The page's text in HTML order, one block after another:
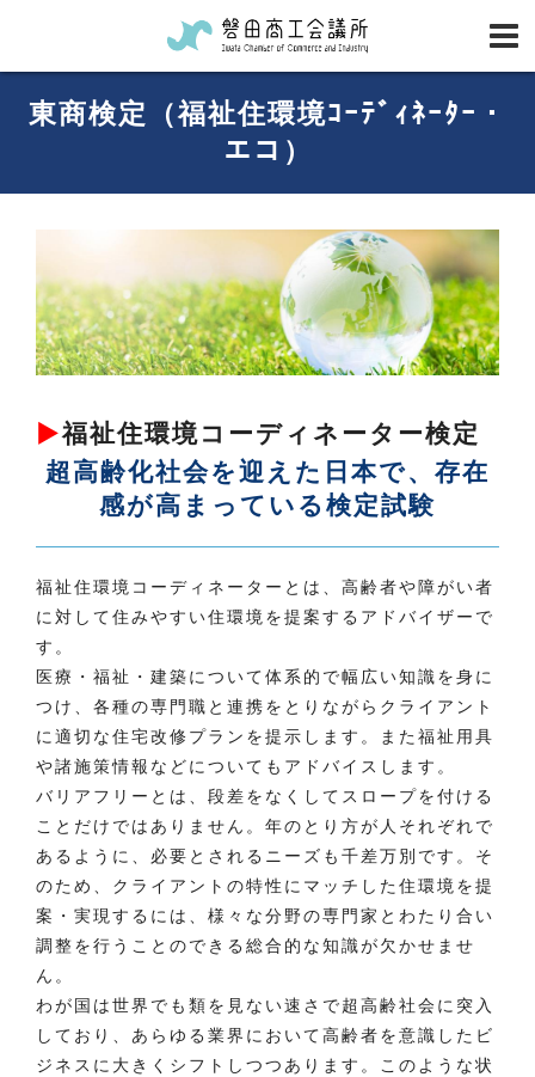
東商検定（福祉住環境ｺｰﾃﾞｨﾈｰﾀｰ・
エコ）
▶福祉住環境コーディネーター検定
超高齢化社会を迎えた日本で、存在
感が高まっている検定試験
福祉住環境コーディネーターとは、高齢者や障がい者
に対して住みやすい住環境を提案するアドバイザーで
す。
医療・福祉・建築について体系的で幅広い知識を身に
つけ、各種の専門職と連携をとりながらクライアント
に適切な住宅改修プランを提示します。また福祉用具
や諸施策情報などについてもアドバイスします。
バリアフリーとは、段差をなくしてスロープを付ける
ことだけではありません。年のとり方が人それぞれで
あるように、必要とされるニーズも千差万別です。そ
のため、クライアントの特性にマッチした住環境を提
案・実現するには、様々な分野の専門家とわたり合い
調整を行うことのできる総合的な知識が欠かせませ
ん。
わが国は世界でも類を見ない速さで超高齢社会に突入
しており、あらゆる業界において高齢者を意識したビ
ジネスに大きくシフトしつつあります。このような状